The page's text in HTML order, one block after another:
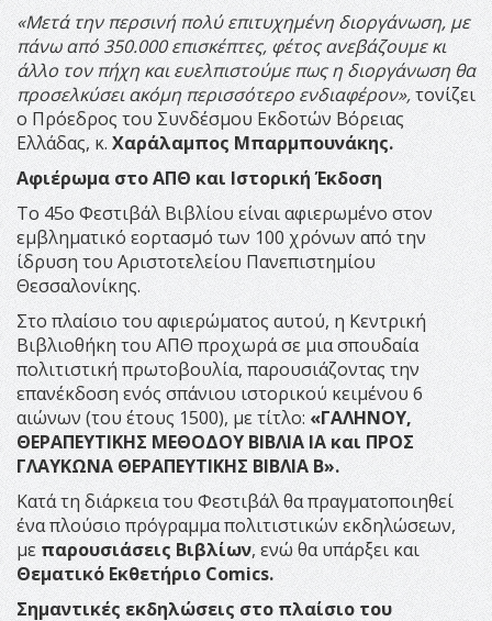
«Μετά την περσινή πολύ επιτυχημένη διοργάνωση, με
πάνω από 350.000 επισκέπτες, φέτος ανεβάζουμε κι
άλλο τον πήχη και ευελπιστούμε πως η διοργάνωση θα
προσελκύσει ακόμη περισσότερο ενδιαφέρον»,τονίζει
ο Πρόεδρος του Συνδέσμου Εκδοτών Βόρειας
Ελλάδας, κ. Χαράλαμπος Μπαρμπουνάκης.
Αφιέρωμα στο ΑΠΘ και Ιστορική Έκδοση
Το 45ο Φεστιβάλ Βιβλίου είναι αφιερωμένο στον
εμβληματικό εορτασμό των 100 χρόνων από την
ίδρυση του Αριστοτελείου Πανεπιστημίου
Θεσσαλονίκης.
Στο πλαίσιο του αφιερώματος αυτού, η Κεντρική
Βιβλιοθήκη του ΑΠΘ προχωρά σε μια σπουδαία
πολιτιστική πρωτοβουλία, παρουσιάζοντας την
επανέκδοση ενός σπάνιου ιστορικού κειμένου 6
αιώνων (του έτους 1500), με τίτλο: «ΓΑΛΗΝΟΥ,
ΘΕΡΑΠΕΥΤΙΚΗΣ ΜΕΘΟΔΟΥ ΒΙΒΛΙΑ ΙΑ και ΠΡΟΣ
ΓΛΑΥΚΩΝΑ ΘΕΡΑΠΕΥΤΙΚΗΣ ΒΙΒΛΙΑ Β».
Κατά τη διάρκεια του Φεστιβάλ θα πραγματοποιηθεί
ένα πλούσιο πρόγραμμα πολιτιστικών εκδηλώσεων,
με παρουσιάσεις Βιβλίων, ενώ θα υπάρξει και
Θεματικό Εκθετήριο Comics.
Σημαντικές εκδηλώσεις στο πλαίσιο του